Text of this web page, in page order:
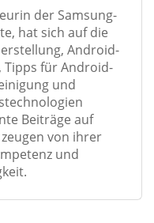
der Samsung-
hat sich auf die
Android-
Tipps für Android-
und
Beiträge auf
von ihrer
und